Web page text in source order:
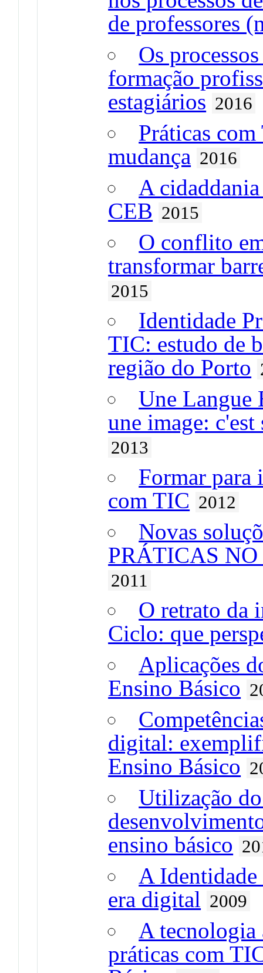
de professores
Os
formação
estagiários 2016
Práticas
mudança 2016
A
CEB 2015
O conflito
transformar
2015
Identidade
TIC: estudo de
região do Porto
Une Langue
une image:
2013
Formar para
com TIC 2012
Novas
PRÁTICAS NO
2011
O retrato da
Ciclo: que
Aplicações
Ensino Básico
digital:
Ensino Básico
Utilização
ensino básico
A
era digital 2009
A tecnologia
práticas com